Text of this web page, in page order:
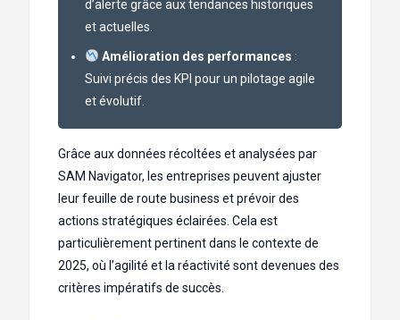
d’alerte grâce aux tendances historiques
et actuelles.
Amélioration des performances :
Suivi précis des KPI pour un pilotage agile
et évolutif.
Grâce aux données récoltées et analysées par
SAM Navigator, les entreprises peuvent ajuster
leur feuille de route business et prévoir des
actions stratégiques éclairées. Cela est
particulièrement pertinent dans le contexte de
2025, où l’agilité et la réactivité sont devenues des
critères impératifs de succès.